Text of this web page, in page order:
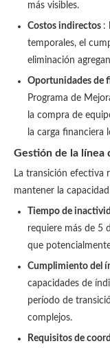
más visibles.
Costos indirectos :
temporales, el
eliminación
Oportunidades de
Programa de
la compra de
la carga financiera
Gestión de la línea
La transición efectiva
mantener la
Tiempo de
requiere más de 5
que
Cumplimiento del
capacidades de
período de
complejos.
Requisitos de